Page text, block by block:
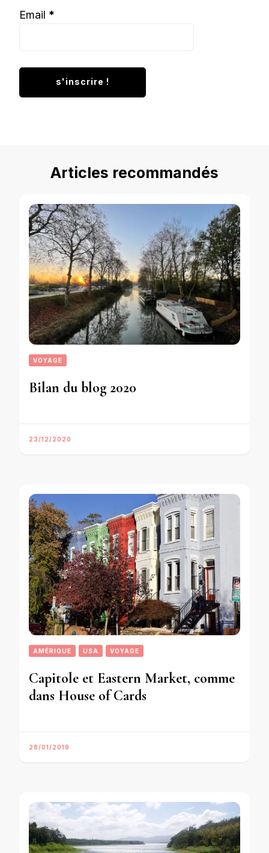
Email *
Articles recommandés
VOYAGE
Bilan du blog 2020
23/12/2020
AMÉRIQUE USA VOYAGE
Capitole et Eastern Market, comme
dans House of Cards
28/01/2019